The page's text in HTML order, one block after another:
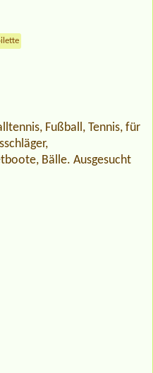
Fußball, Tennis, für
Bälle. Ausgesucht